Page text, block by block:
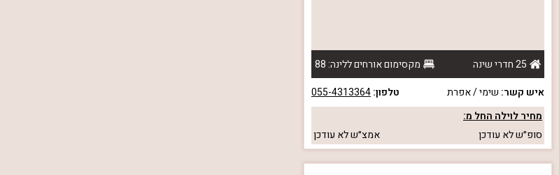
25 חדרי שינה
מקסימום אורחים ללינה: 88
איש קשר: שימי / אפרת טלפון:055-4313364
מחיר לוילה החל מ:
סופ״שלא עודכן אמצ״שלא עודכן